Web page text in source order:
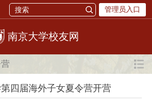
管理员入口
校友网
四届海外子女夏令营开营